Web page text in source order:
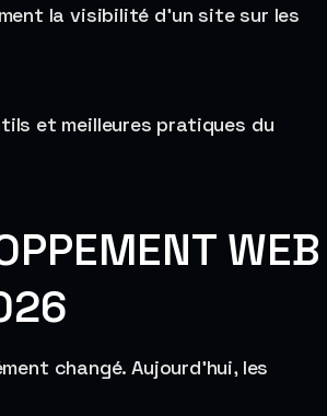
la visibilité d’un site sur les
et meilleures pratiques du
WEB
changé. Aujourd’hui, les